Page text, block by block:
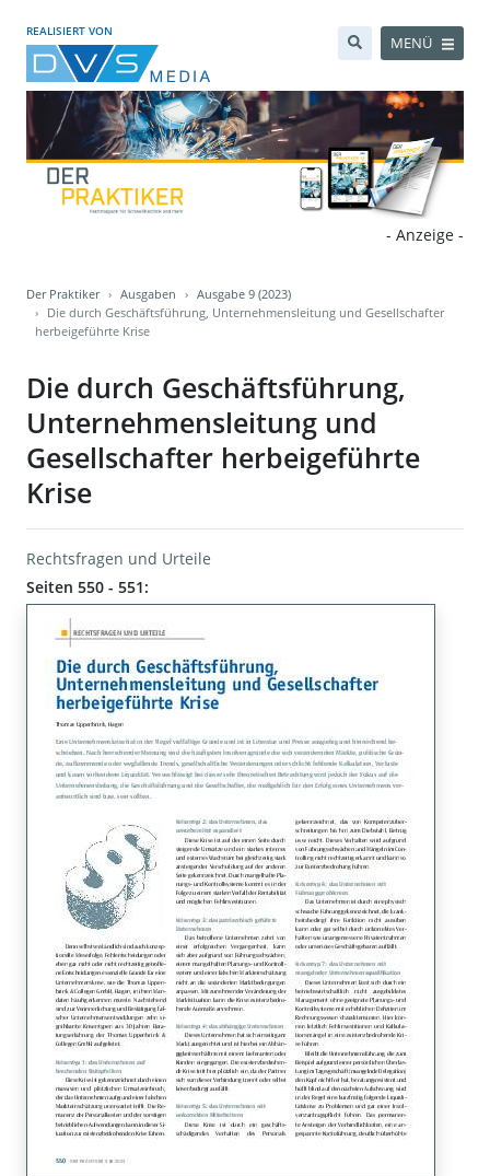
REALISIERT VON
MENÜ
- Anzeige -
Der Praktiker Ausgaben
Ausgabe 9 (2023)
Die durch Geschäftsführung, Unternehmensleitung und Gesellschafter
herbeigeführte Krise
Die durch Geschäftsführung,
Unternehmensleitung und
Gesellschafter herbeigeführte
Krise
Rechtsfragen und Urteile
Seiten 550 - 551: